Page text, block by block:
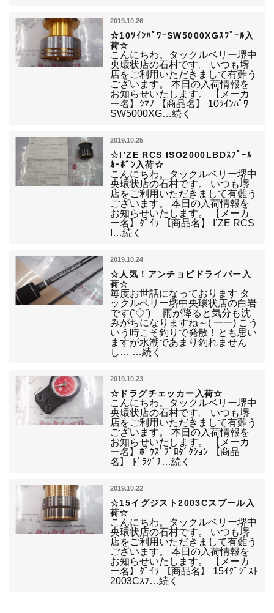
2019.10.26
☆10ﾂｲﾝﾊﾟﾜｰSW5000XGｽﾌﾟｰﾙ入
荷☆
こんにちわ。タックルベリー堺中
央環状店の石村です。 いつも堺
店をご利用いただきまして有難う
ございます。 本日の入荷情報を
お知らせいたします。 【メーカ
ー名】ｼﾏﾉ 【商品名】 10ﾂｲﾝﾊﾟﾜｰ
SW5000XG…続く
2019.10.25
☆I’ZE RCS ISO2000LBDｽﾌﾟｰﾙ
ｶｰﾎﾞﾝ入荷☆
こんにちわ。タックルベリー堺中
央環状店の石村です。 いつも堺
店をご利用いただきまして有難う
ございます。 本日の入荷情報を
お知らせいたします。 【メーカ
ー名】ﾀﾞｲﾜ 【商品名】 I’ZE RCS
I…続く
2019.10.24
☆人気！アンチョビドライバー入
荷☆
毎度お世話になっております タ
ックルベリー堺中央環状店の白岩
です(‘◇’)ゞ 雨が降ると気分も沈
みがちになりますね～( 一一) こう
いう時こそ釣りで発散！とも思い
ますが水潮であまり釣れません
し… …続く
2019.10.23
☆ドラグチェッカー入荷☆
こんにちわ。タックルベリー堺中
央環状店の石村です。 いつも堺
店をご利用いただきまして有難う
ございます。 本日の入荷情報を
お知らせいたします。 【メーカ
ー名】ﾎﾞｳｽﾞﾌﾟﾛﾀﾞｸｼｮﾝ 【商品
名】 ﾄﾞﾗｸﾞﾁ…続く
2019.10.22
☆15イグジスト2003Cスプール入
荷☆
こんにちわ。タックルベリー堺中
央環状店の石村です。 いつも堺
店をご利用いただきまして有難う
ございます。 本日の入荷情報を
お知らせいたします。 【メーカ
ー名】ﾀﾞｲﾜ 【商品名】 15ｲｸﾞｼﾞｽﾄ
2003Cｽﾌ…続く